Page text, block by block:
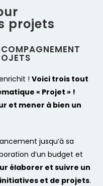
projets
! Voici trois tout
« Projet » !
et mener à bien un
jusqu’à sa
d’un budget et
élaborer et suivre un
et de projets.